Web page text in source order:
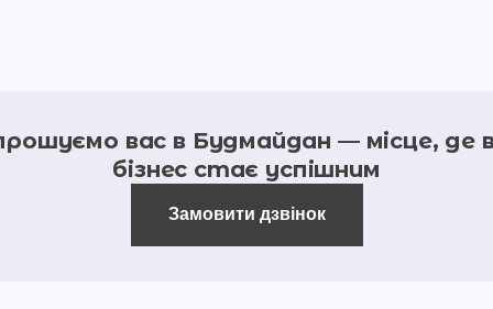
вас в Будмайдан — місце, де
бізнес стає успішним
Замовити дзвінок